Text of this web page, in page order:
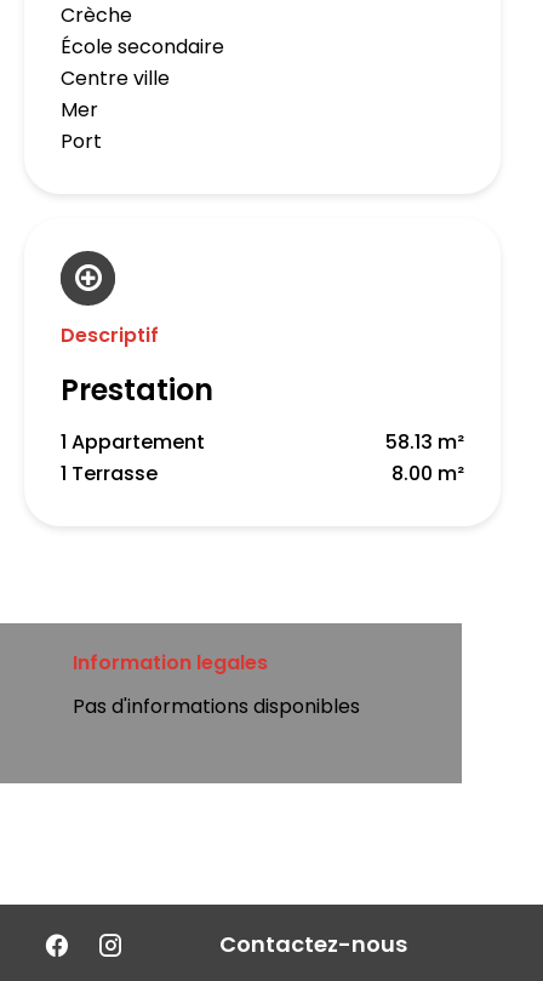
Crèche
École secondaire
Centre ville
Mer
Port
Descriptif
Prestation
1 Appartement
58.13 m²
1 Terrasse
8.00 m²
Information legales
Pas d'informations disponibles
Contactez-nous